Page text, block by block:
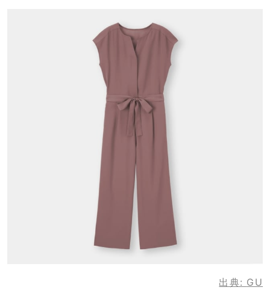
出典: GU